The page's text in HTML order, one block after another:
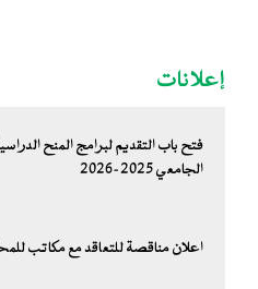
إعلانات
فتح باب التقديم لبرامج المنح
الجامعي 2025-2026
اعلان مناقصة للتعاقد مع مكاتب